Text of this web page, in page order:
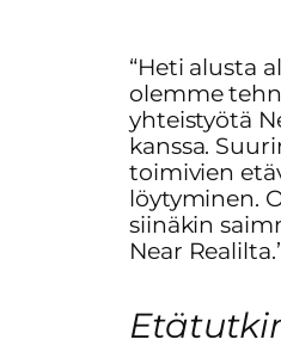
“Heti alusta
olemme
yhteistyötä
kanssa.
toimivien
löytyminen.
siinäkin
Near